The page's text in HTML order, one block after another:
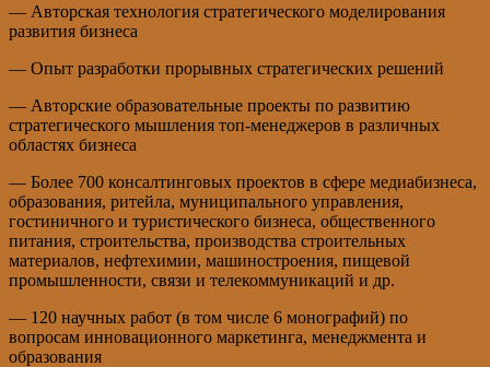
— Авторская технология стратегического моделирования
развития бизнеса
— Опыт разработки прорывных стратегических решений
— Авторские образовательные проекты по развитию
стратегического мышления топ-менеджеров в различных
областях бизнеса
— Более 700 консалтинговых проектов в сфере медиабизнеса,
образования, ритейла, муниципального управления,
гостиничного и туристического бизнеса, общественного
питания, строительства, производства строительных
материалов, нефтехимии, машиностроения, пищевой
промышленности, связи и телекоммуникаций и др.
— 120 научных работ (в том числе 6 монографий) по
вопросам инновационного маркетинга, менеджмента и
образования